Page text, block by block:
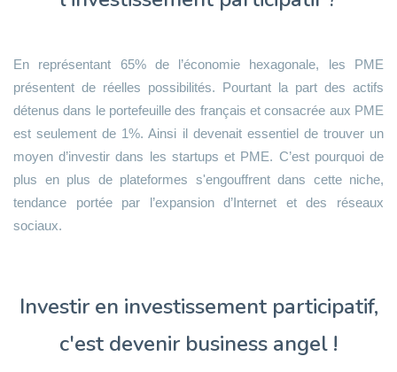
En représentant 65% de l’économie hexagonale, les PME
présentent de réelles possibilités. Pourtant la part des actifs
détenus dans le portefeuille des français et consacrée aux PME
est seulement de 1%. Ainsi il devenait essentiel de trouver un
moyen d’investir dans les startups et PME. C’est pourquoi de
plus en plus de plateformes s'engouffrent dans cette niche,
tendance portée par l’expansion d’Internet et des réseaux
sociaux.
Investir en investissement participatif,
c'est devenir business angel !